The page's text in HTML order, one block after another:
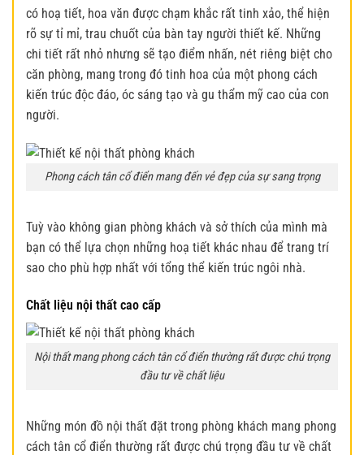
có hoạ tiết, hoa văn được chạm khắc rất tinh xảo, thể hiện
rõ sự tỉ mỉ, trau chuốt của bàn tay người thiết kế. Những
chi tiết rất nhỏ nhưng sẽ tạo điểm nhấn, nét riêng biệt cho
căn phòng, mang trong đó tinh hoa của một phong cách
kiến trúc độc đáo, óc sáng tạo và gu thẩm mỹ cao của con
người.
Phong cách tân cổ điển mang đến vẻ đẹp của sự sang trọng
Tuỳ vào không gian phòng khách và sở thích của mình mà
bạn có thể lựa chọn những hoạ tiết khác nhau để trang trí
sao cho phù hợp nhất với tổng thể kiến trúc ngôi nhà.
Chất liệu nội thất cao cấp
Nội thất mang phong cách tân cổ điển thường rất được chú trọng
đầu tư về chất liệu
Những món đồ nội thất đặt trong phòng khách mang phong
cách tân cổ điển thường rất được chú trọng đầu tư về chất